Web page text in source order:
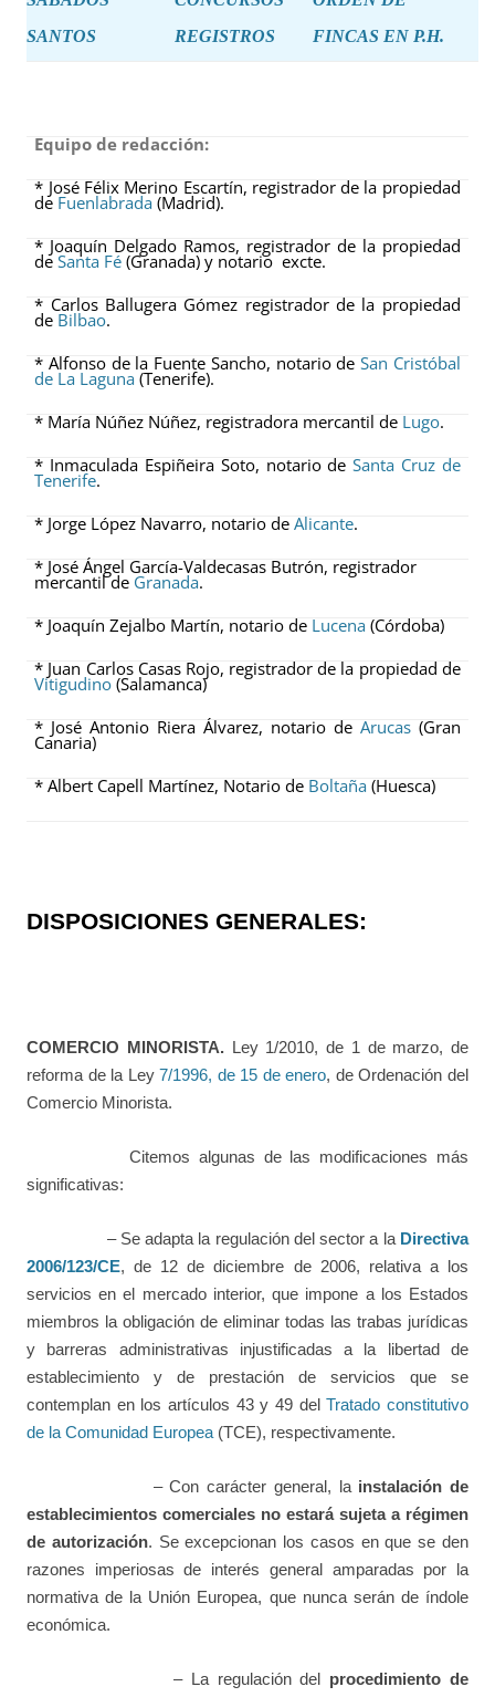
SANTOS
REGISTROS
FINCAS EN P.H.
Equipo de redacción:
* José Félix Merino Escartín, registrador de la propiedad
de Fuenlabrada (Madrid).
* Joaquín Delgado Ramos, registrador de la propiedad
deSanta Fé (Granada) y notario excte.
* Carlos Ballugera Gómez registrador de la propiedad
de Bilbao.
* Alfonso de la Fuente Sancho, notario deSan Cristóbal
de La Laguna(Tenerife).
* María Núñez Núñez, registradora mercantil de Lugo.
* Inmaculada Espiñeira Soto, notario deSanta Cruz de
Tenerife.
* Jorge López Navarro, notario deAlicante.
* José Ángel García-Valdecasas Butrón, registrador
mercantil de Granada.
* Joaquín Zejalbo Martín, notario de Lucena (Córdoba)
* Juan Carlos Casas Rojo, registrador de la propiedad de
Vitigudino (Salamanca)
* José Antonio Riera Álvarez, notario de Arucas(Gran
Canaria)
* Albert Capell Martínez, Notario de Boltaña (Huesca)
DISPOSICIONES GENERALES:
COMERCIO MINORISTA. Ley 1/2010, de 1 de marzo, de
reforma de la Ley7/1996, de 15 de enero, de Ordenación del
Comercio Minorista.
Citemos algunas de las modificaciones más
significativas:
– Se adapta la regulación del sector a la Directiva
2006/123/CE, de 12 de diciembre de 2006, relativa a los
servicios en el mercado interior, que impone a los Estados
miembros la obligación de eliminar todas las trabas jurídicas
y barreras administrativas injustificadas a la libertad de
establecimiento y de prestación de servicios que se
contemplan en los artículos 43 y 49 delTratado constitutivo
de la Comunidad Europea(TCE), respectivamente.
– Con carácter general, la instalación de
establecimientos comerciales no estará sujeta a régimen
de autorización. Se excepcionan los casos en que se den
razones imperiosas de interés general amparadas por la
normativa de la Unión Europea, que nunca serán de índole
económica.
– La regulación del procedimiento de